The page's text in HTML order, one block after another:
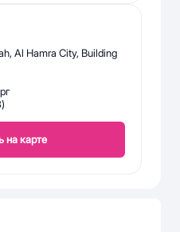
Al Hamra City, Building
на карте